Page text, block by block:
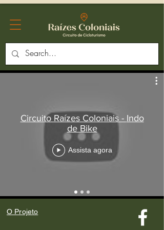
Circuito Raízes Coloniais - Indo
de Bike
Assista agora
O Projeto